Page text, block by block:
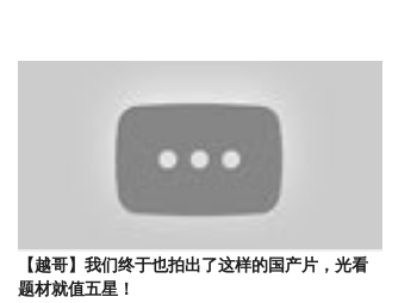
【越哥】我们终于也拍出了这样的国产片，光看
题材就值五星！